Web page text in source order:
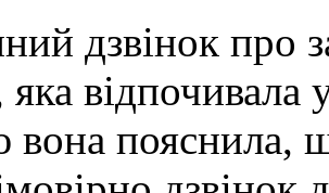
дзвінок про
яка відпочивала
вона пояснила,